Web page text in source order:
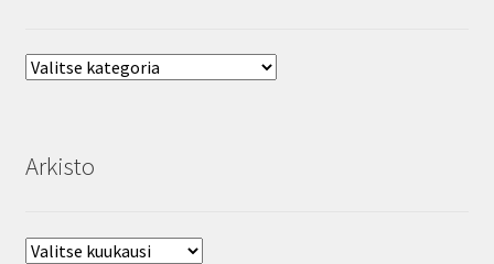
Aihealueet
Arkisto
Arkisto